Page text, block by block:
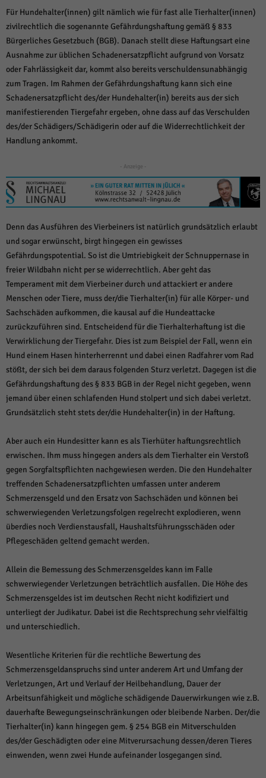
Für Hundehalter(innen) gilt nämlich wie für fast alle Tierhalter(innen)
zivilrechtlich die sogenannte Gefährdungshaftung gemäß § 833
Bürgerliches Gesetzbuch (BGB). Danach stellt diese Haftungsart eine
Ausnahme zur üblichen Schadenersatzpflicht aufgrund von Vorsatz
oder Fahrlässigkeit dar, kommt also bereits verschuldensunabhängig
zum Tragen. Im Rahmen der Gefährdungshaftung kann sich eine
Schadenersatzpflicht des/der Hundehalter(in) bereits aus der sich
manifestierenden Tiergefahr ergeben, ohne dass auf das Verschulden
des/der Schädigers/Schädigerin oder auf die Widerrechtlichkeit der
Handlung ankommt.
- Anzeige -
Denn das Ausführen des Vierbeiners ist natürlich grundsätzlich erlaubt
und sogar erwünscht, birgt hingegen ein gewisses
Gefährdungspotential. So ist die Umtriebigkeit der Schnuppernase in
freier Wildbahn nicht per se widerrechtlich. Aber geht das
Temperament mit dem Vierbeiner durch und attackiert er andere
Menschen oder Tiere, muss der/die Tierhalter(in) für alle Körper- und
Sachschäden aufkommen, die kausal auf die Hundeattacke
zurückzuführen sind. Entscheidend für die Tierhalterhaftung ist die
Verwirklichung der Tiergefahr. Dies ist zum Beispiel der Fall, wenn ein
Hund einem Hasen hinterherrennt und dabei einen Radfahrer vom Rad
stößt, der sich bei dem daraus folgenden Sturz verletzt. Dagegen ist die
Gefährdungshaftung des § 833 BGB in der Regel nicht gegeben, wenn
jemand über einen schlafenden Hund stolpert und sich dabei verletzt.
Grundsätzlich steht stets der/die Hundehalter(in) in der Haftung.
Aber auch ein Hundesitter kann es als Tierhüter haftungsrechtlich
erwischen. Ihm muss hingegen anders als dem Tierhalter ein Verstoß
gegen Sorgfaltspflichten nachgewiesen werden. Die den Hundehalter
treffenden Schadenersatzpflichten umfassen unter anderem
Schmerzensgeld und den Ersatz von Sachschäden und können bei
schwerwiegenden Verletzungsfolgen regelrecht explodieren, wenn
überdies noch Verdienstausfall, Haushaltsführungsschäden oder
Pflegeschäden geltend gemacht werden.
Allein die Bemessung des Schmerzensgeldes kann im Falle
schwerwiegender Verletzungen beträchtlich ausfallen. Die Höhe des
Schmerzensgeldes ist im deutschen Recht nicht kodifiziert und
unterliegt der Judikatur. Dabei ist die Rechtsprechung sehr vielfältig
und unterschiedlich.
Wesentliche Kriterien für die rechtliche Bewertung des
Schmerzensgeldanspruchs sind unter anderem Art und Umfang der
Verletzungen, Art und Verlauf der Heilbehandlung, Dauer der
Arbeitsunfähigkeit und mögliche schädigende Dauerwirkungen wie z.B.
dauerhafte Bewegungseinschränkungen oder bleibende Narben. Der/die
Tierhalter(in) kann hingegen gem. § 254 BGB ein Mitverschulden
des/der Geschädigten oder eine Mitverursachung dessen/deren Tieres
einwenden, wenn zwei Hunde aufeinander losgegangen sind.
auswählen.
Alle akzeptieren Speichern und weiter
Zurück
Datenschutzeinstellungen
Essenziell (1)
Essenzielle Cookies ermöglichen grundlegende Funktionen und sind für die
einwandfreie Funktion der Website erforderlich.
Cookie-Informationen anzeigen
Statistik Cookies erfassen Informationen anonym. Diese Informationen helfen
uns zu verstehen, wie unsere Besucher unsere Website nutzen.
Cookie-Informationen anzeigen
Marketing (1)
Marketing-Cookies werden von Drittanbietern oder Publishern verwendet,
um personalisierte Werbung anzuzeigen. Sie tun dies, indem sie Besucher
über Websites hinweg verfolgen.
Cookie-Informationen anzeigen
Externe Medien (6)
Inhalte von Videoplattformen und Social-Media-Plattformen werden
standardmäßig blockiert. Wenn Cookies von externen Medien akzeptiert
mehr.
Cookie-Informationen anzeigen
powered by Borlabs Cookie Datenschutzerklärung Impressum